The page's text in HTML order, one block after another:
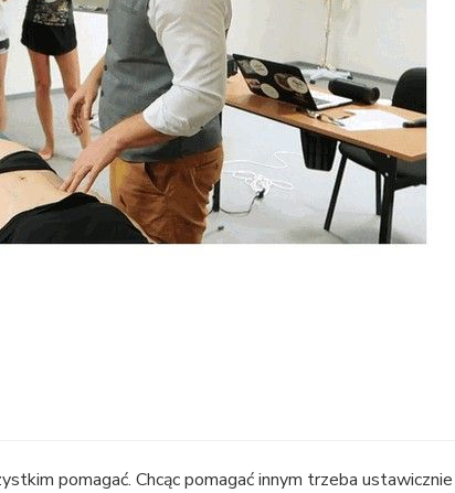
pomagać. Chcąc pomagać innym trzeba ustawicznie